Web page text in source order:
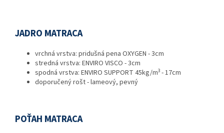
JADRO MATRACA
vrchná vrstva: pridušná pena OXYGEN - 3cm
stredná vrstva: ENVIRO VISCO - 3cm
spodná vrstva: ENVIRO SUPPORT 45kg/m3 - 17cm
doporučený rošt - lameový, pevný
POŤAH MATRACA